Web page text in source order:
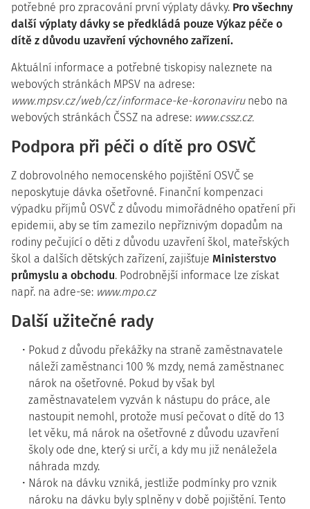
potřebné pro zpracování první výplaty dávky. Pro všechny
další výplaty dávky se předkládá pouze Výkaz péče o
dítě z důvodu uzavření výchovného zařízení.
Aktuální informace a potřebné tiskopisy naleznete na
webových stránkách MPSV na adrese:
www.mpsv.cz/web/cz/informace-ke-koronaviru nebo na
webových stránkách ČSSZ na adrese: www.cssz.cz.
Podpora při péči o dítě pro OSVČ
Z dobrovolného nemocenského pojištění OSVČ se
neposkytuje dávka ošetřovné. Finanční kompenzaci
výpadku příjmů OSVČ z důvodu mimořádného opatření při
epidemii, aby se tím zamezilo nepříznivým dopadům na
rodiny pečující o děti z důvodu uzavření škol, mateřských
škol a dalších dětských zařízení, zajišťuje Ministerstvo
průmyslu a obchodu. Podrobnější informace lze získat
např. na adre-se: www.mpo.cz
Další užitečné rady
Pokud z důvodu překážky na straně zaměstnavatele
náleží zaměstnanci 100 % mzdy, nemá zaměstnanec
nárok na ošetřovné. Pokud by však byl
zaměstnavatelem vyzván k nástupu do práce, ale
nastoupit nemohl, protože musí pečovat o dítě do 13
let věku, má nárok na ošetřovné z důvodu uzavření
školy ode dne, který si určí, a kdy mu již nenáležela
náhrada mzdy.
Nárok na dávku vzniká, jestliže podmínky pro vznik
nároku na dávku byly splněny v době pojištění. Tento